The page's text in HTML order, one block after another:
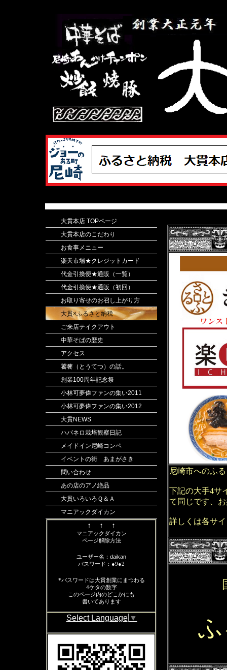
尼崎市へのふ
下記の大手4サ
て同じです、
詳しくは各サ
大貫本店 TOPページ
大貫本店のこだわり
お食事メニュー
楽天市場★クレジットカード
代金引換便★通販（一覧）
代金引換便★通販（初回）
お取り寄せのお召し上がり方
大貫×ふるさと納税
ご来店テイクアウト
中華そばの歴史
アクセス
饕餮（とうてつ）の話。
創業100周年記念祭
小林可夢偉ファンの集い2011
小林可夢偉ファンの集い2012
大貫NEWS
ハバネロ栽培観察日記
メイドイン尼崎コンペ
イベントの街 あまがさき
問い合わせ
あの店のアノ絶品
大貫いろいろＱ＆Ａ
マニアックダイカン
↑ ↑ ↑
マニアックダイカン
ページ解除方法
ユーザー名： daikan
パスワード：●9●2
*パスワードは大貫創業にまつわる
4ケタの数字
このページ内のどこかにも
書いてあります
Select Language ▼